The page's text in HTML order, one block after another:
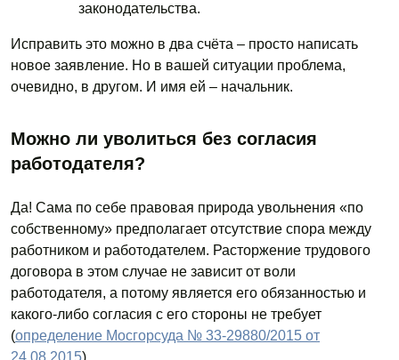
законодательства.
Исправить это можно в два счёта – просто написать
новое заявление. Но в вашей ситуации проблема,
очевидно, в другом. И имя ей – начальник.
Можно ли уволиться без согласия
работодателя?
Да! Сама по себе правовая природа увольнения «по
собственному» предполагает отсутствие спора между
работником и работодателем. Расторжение трудового
договора в этом случае не зависит от воли
работодателя, а потому является его обязанностью и
какого-либо согласия с его стороны не требует
(определение Мосгорсуда № 33-29880/2015 от
24.08.2015).